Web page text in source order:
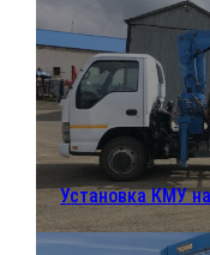
Установка КМУ